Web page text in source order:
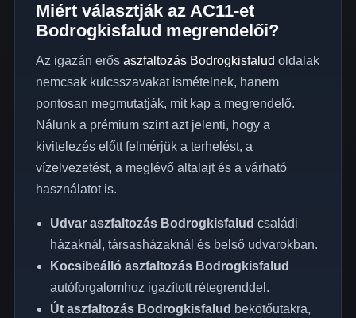
Miért választják az AC11-et
Bodrogkisfalud megrendelői?
Az igazán erős aszfaltozás Bodrogkisfalud oldalak
nemcsak kulcsszavakat ismételnek, hanem
pontosan megmutatják, mit kap a megrendelő.
Nálunk a prémium szint azt jelenti, hogy a
kivitelezés előtt felmérjük a terhelést, a
vízelvezetést, a meglévő altalajt és a várható
használatot is.
Udvar aszfaltozás Bodrogkisfalud családi
házaknál, társasházaknál és belső udvarokban.
Kocsibeálló aszfaltozás Bodrogkisfalud
autóforgalomhoz igazított rétegrenddel.
Út aszfaltozás Bodrogkisfalud bekötőutakra,